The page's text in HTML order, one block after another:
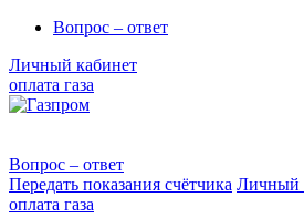
Вопрос – ответ
Личный кабинет
оплата газа
Вопрос – ответ
Передать показания счётчика Личный
оплата газа